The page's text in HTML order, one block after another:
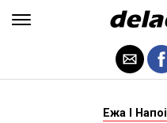
Ежа І Напоі